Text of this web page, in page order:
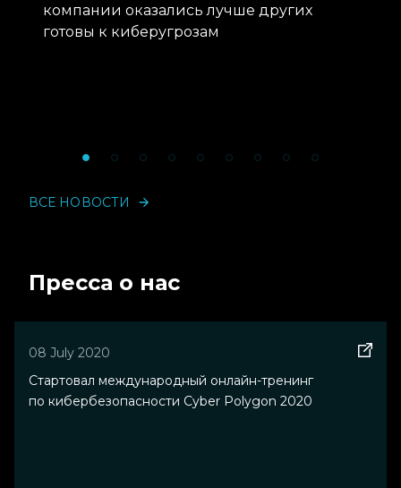
компании оказались лучше других
готовы к киберугрозам
ВСЕ НОВОСТИ
Пресса о нас
08 July 2020
Стартовал международный онлайн-тренинг
по кибербезопасности Cyber Polygon 2020